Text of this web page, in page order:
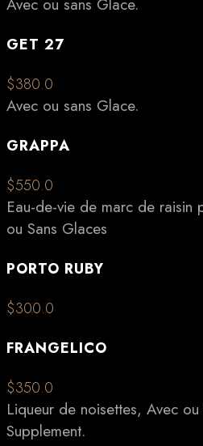
Avec ou sans Glace.
GET 27
$380.0
Avec ou sans Glace.
GRAPPA
$550.0
Eau-de-vie de marc de raisin
ou Sans Glaces
PORTO RUBY
$300.0
FRANGELICO
$350.0
Liqueur de noisettes, Avec
Supplement.